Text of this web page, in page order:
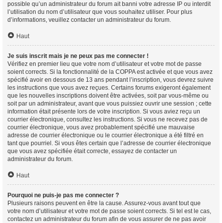
possible qu’un administrateur du forum ait banni votre adresse IP ou interdit
l’utilisation du nom d’utilisateur que vous souhaitez utiliser. Pour plus
d’informations, veuillez contacter un administrateur du forum.
Haut
Je suis inscrit mais je ne peux pas me connecter !
Vérifiez en premier lieu que votre nom d’utilisateur et votre mot de passe
soient corrects. Si la fonctionnalité de la COPPA est activée et que vous avez
spécifié avoir en dessous de 13 ans pendant l’inscription, vous devrez suivre
les instructions que vous avez reçues. Certains forums exigeront également
que les nouvelles inscriptions doivent être activées, soit par vous-même ou
soit par un administrateur, avant que vous puissiez ouvrir une session ; cette
information était présente lors de votre inscription. Si vous aviez reçu un
courrier électronique, consultez les instructions. Si vous ne recevez pas de
courrier électronique, vous avez probablement spécifié une mauvaise
adresse de courrier électronique ou le courrier électronique a été filtré en
tant que pourriel. Si vous êtes certain que l’adresse de courrier électronique
que vous avez spécifiée était correcte, essayez de contacter un
administrateur du forum.
Haut
Pourquoi ne puis-je pas me connecter ?
Plusieurs raisons peuvent en être la cause. Assurez-vous avant tout que
votre nom d’utilisateur et votre mot de passe soient corrects. Si tel est le cas,
contactez un administrateur du forum afin de vous assurer de ne pas avoir